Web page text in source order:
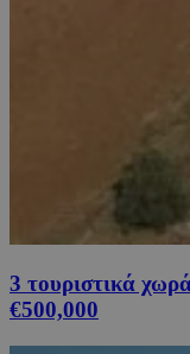
3 τουριστικά
€500,000